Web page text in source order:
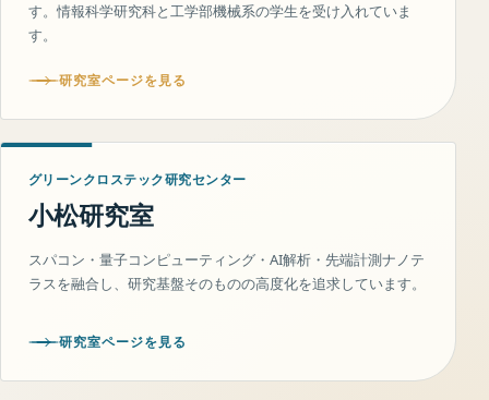
す。情報科学研究科と工学部機械系の学生を受け入れていま
す。
研究室ページを見る
グリーンクロステック研究センター
小松研究室
スパコン・量子コンピューティング・AI解析・先端計測ナノテ
ラスを融合し、研究基盤そのものの高度化を追求しています。
研究室ページを見る